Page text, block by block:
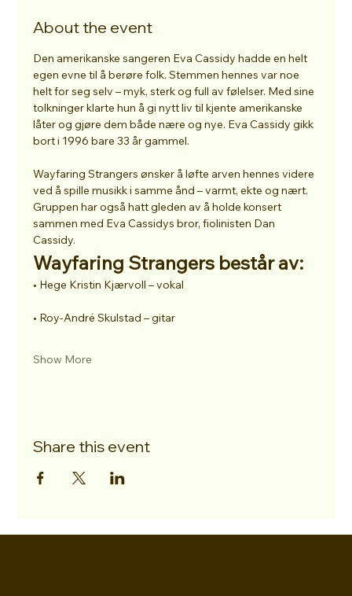
About the event
Den amerikanske sangeren Eva Cassidy hadde en helt
egen evne til å berøre folk. Stemmen hennes var noe
helt for seg selv – myk, sterk og full av følelser. Med sine
tolkninger klarte hun å gi nytt liv til kjente amerikanske
låter og gjøre dem både nære og nye. Eva Cassidy gikk
bort i 1996 bare 33 år gammel.
Wayfaring Strangers ønsker å løfte arven hennes videre
ved å spille musikk i samme ånd – varmt, ekte og nært.
Gruppen har også hatt gleden av å holde konsert
sammen med Eva Cassidys bror, fiolinisten Dan
Cassidy.
Wayfaring Strangers består av:
• Hege Kristin Kjærvoll – vokal
• Roy-André Skulstad – gitar
Show More
Share this event